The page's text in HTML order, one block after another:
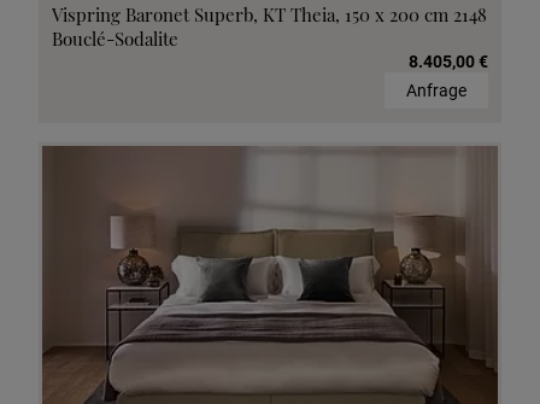
Vispring Baronet Superb, KT Theia, 150 x 200 cm 2148
Bouclé-Sodalite
8.405,00 €
Anfrage